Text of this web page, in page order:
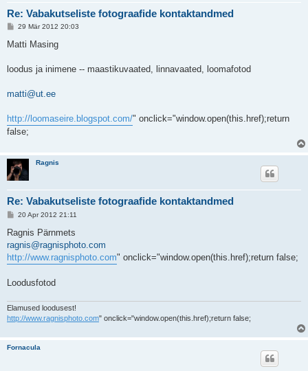
Re: Vabakutseliste fotograafide kontaktandmed
P
s
t
29 Mär 2012 20:03
Matti Masing
loodus ja inimene -- maastikuvaated, linnavaated, loomafotod
matti@ut.ee
http://loomaseire.blogspot.com/" onclick="window.open(this.href);return
false;
Ragnis
Re: Vabakutseliste fotograafide kontaktandmed
P
s
i
t
u
20 Apr 2012 21:11
Ragnis Pärnmets
ragnis@ragnisphoto.com
http://www.ragnisphoto.com" onclick="window.open(this.href);return false;
Loodusfotod
Elamused loodusest!
http://www.ragnisphoto.com" onclick="window.open(this.href);return false;
Fornacula